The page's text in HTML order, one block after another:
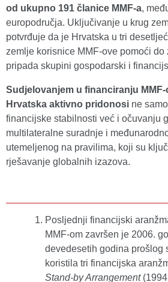
od ukupno 191 članice MMF-a,
europodručja. Uključivanje u krug
potvrđuje da je Hrvatska u tri
zemlje korisnice MMF-ove pomoći
pripada skupini gospodarski i
Sudjelovanjem u financiranju
Hrvatska aktivno pridonosi ne
financijske stabilnosti već i očuvanju
multilateralne suradnje i
utemeljenog na pravilima, koji su
rješavanje globalnih izazova.
Posljednji financijski
MMF-om završen je 2006.
devedesetih godina prošlog
koristila tri financijska
Stand-by Arrangement